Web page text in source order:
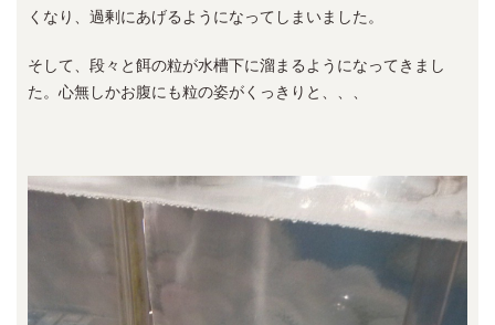
くなり、過剰にあげるようになってしまいました。
そして、段々と餌の粒が水槽下に溜まるようになってきまし
た。心無しかお腹にも粒の姿がくっきりと、、、